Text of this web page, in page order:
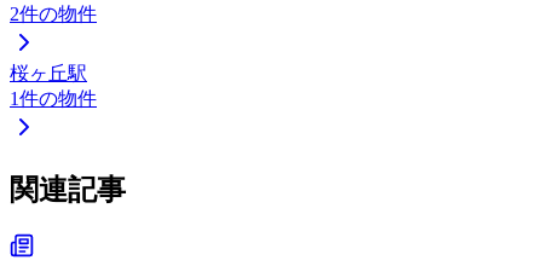
2件の物件
桜ヶ丘駅
1件の物件
関連記事